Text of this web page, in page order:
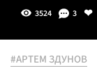
3524 3
#АРТЕМ ЗДУНОВ